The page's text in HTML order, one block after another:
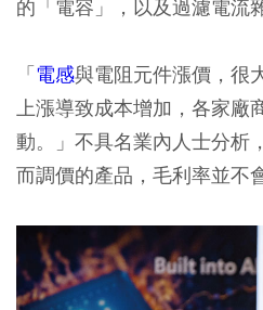
的「電容」，以及過濾電流
「電感與電阻元件漲價，很
上漲導致成本增加，各家廠
動。」不具名業內人士分析
而調價的產品，毛利率並不